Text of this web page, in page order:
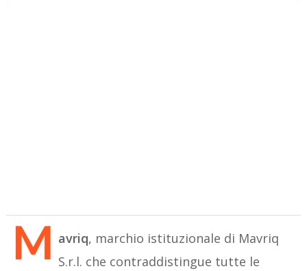
M avriq, marchio istituzionale di Mavriq
S.r.l. che contraddistingue tutte le